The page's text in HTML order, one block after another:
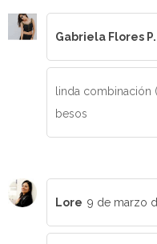
Gabriela Flores P.
linda combinación
besos
Lore 9 de marzo